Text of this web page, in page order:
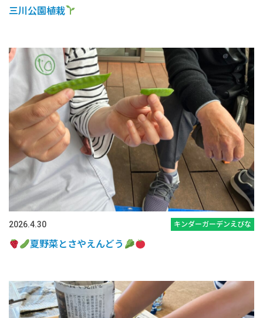
三川公園植栽
2026.4.30 キンダーガーデンえびな
夏野菜とさやえんどう